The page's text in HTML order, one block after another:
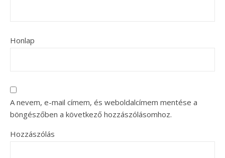
Honlap
A nevem, e-mail címem, és weboldalcímem mentése a
böngészőben a következő hozzászólásomhoz.
Hozzászólás